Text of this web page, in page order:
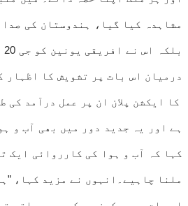
مشاہدہ کیا گیا، ہندوستان کی
ہے اور یہ جدید دور میں بھی آب و
کہا کہ آب و ہوا کی کارروائی ایک
ملنا چاہیے۔انہوں نے مزید کہا،